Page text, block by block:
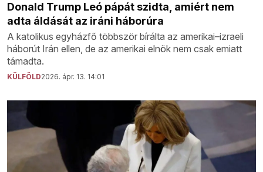
Donald Trump Leó pápát szidta, amiért nem
adta áldását az iráni háborúra
A katolikus egyházfő többször bírálta az amerikai–izraeli
háborút Irán ellen, de az amerikai elnök nem csak emiatt
támadta.
KÜLFÖLD2026. ápr. 13. 14:01